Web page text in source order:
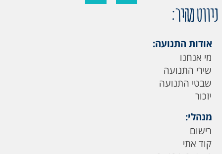
ניווט מהיר:
אודות התנועה:
מי אנחנו
שירי התנועה
שבטי התנועה
יזכור
מנהלי:
רישום
קוד אתי